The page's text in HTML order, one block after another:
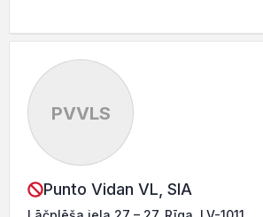
PVVLS
Punto Vidan VL, SIA